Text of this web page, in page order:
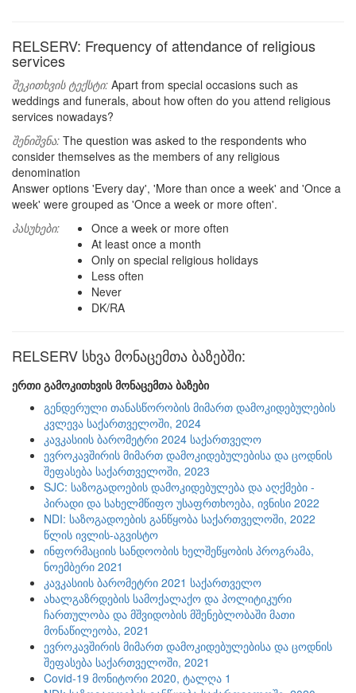
RELSERV: Frequency of attendance of religious
services
შეკითხვის ტექსტი: Apart from special occasions such as
weddings and funerals, about how often do you attend religious
services nowadays?
შენიშვნა: The question was asked to the respondents who
consider themselves as the members of any religious
denomination
Answer options 'Every day', 'More than once a week' and 'Once a
week' were grouped as 'Once a week or more often'.
პასუხები:
Once a week or more often
At least once a month
Only on special religious holidays
Less often
Never
DK/RA
RELSERV სხვა მონაცემთა ბაზებში:
ერთი გამოკითხვის მონაცემთა ბაზები
გენდერული თანასწორობის მიმართ დამოკიდებულების
კვლევა საქართველოში, 2024
კავკასიის ბარომეტრი 2024 საქართველო
ევროკავშირის მიმართ დამოკიდებულებისა და ცოდნის
შეფასება საქართველოში, 2023
SJC: საზოგადოების დამოკიდებულება და აღქმები -
პირადი და სახელმწიფო უსაფრთხოება, ივნისი 2022
NDI: საზოგადოების განწყობა საქართველოში, 2022
წლის ივლის-აგვისტო
ინფორმაციის სანდოობის ხელშეწყობის პროგრამა,
ნოემბერი 2021
კავკასიის ბარომეტრი 2021 საქართველო
ახალგაზრდების სამოქალაქო და პოლიტიკური
ჩართულობა და მშვიდობის მშენებლობაში მათი
მონაწილეობა, 2021
ევროკავშირის მიმართ დამოკიდებულებისა და ცოდნის
შეფასება საქართველოში, 2021
Covid-19 მონიტორი 2020, ტალღა 1